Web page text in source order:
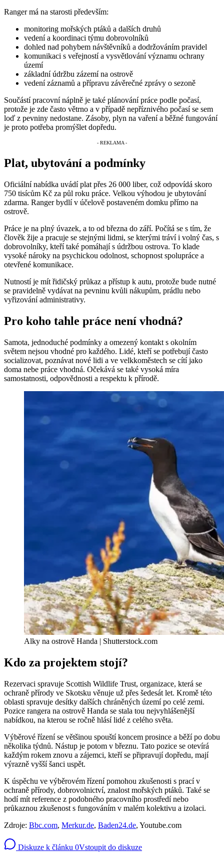
Ranger má na starosti především:
monitoring mořských ptáků a dalších druhů
vedení a koordinaci týmu dobrovolníků
dohled nad pohybem návštěvníků a dodržováním pravidel
komunikaci s veřejností a vysvětlování významu ochrany
území
základní údržbu zázemí na ostrově
vedení záznamů a přípravu závěrečné zprávy o sezoně
Součástí pracovní náplně je také plánování práce podle počasí,
protože je zde často větrno a v případě nepříznivého počasí se sem
loď z pevniny nedostane. Zásoby, plyn na vaření a běžné fungování
je proto potřeba promýšlet dopředu.
Plat, ubytování a podmínky
Oficiální nabídka uvádí plat přes 26 000 liber, což odpovídá skoro
750 tisícům Kč za půl roku práce. Velkou výhodou je ubytování
zdarma. Ranger bydlí v účelově postaveném domku přímo na
ostrově.
Práce je na plný úvazek, a to od března do září. Počítá se s tím, že
člověk žije a pracuje se stejnými lidmi, se kterými tráví i volný čas, s
dobrovolníky, kteří také pomáhají s údržbou ostrova. To klade
vysoké nároky na psychickou odolnost, schopnost spolupráce a
otevřené komunikace.
Nutností je mít řidičský průkaz a přístup k autu, protože bude nutné
se pravidelně vydávat na pevninu kvůli nákupům, prádlu nebo
vyřizování administrativy.
Pro koho tahle práce není vhodná?
Samota, jednoduché podmínky a omezený kontakt s okolním
světem nejsou vhodné pro každého. Lidé, kteří se potřebují často
socializovat, poznávat nové lidi a ve velkkoměstech se cítí jako
doma nebe práce vhodná. Očekává se také vysoká míra
samostatnosti, odpovědnosti a respektu k přírodě.
Alky na ostrově Handa | Shutterstock.com
Kdo za projektem stojí?
Rezervaci spravuje Scottish Wildlife Trust, organizace, která se
ochraně přírody ve Skotsku věnuje už přes šedesát let. Kromě této
oblasti spravuje desítky dalších chráněných území po celé zemi.
Pozice rangera na ostrově Handa se stala tou nejvyhlášenější
nabídkou, na kterou se ročně hlásí lidé z celého světa.
Výběrové řízení se většinou spouští koncem prosince a běží po dobu
několika týdnů. Nástup je potom v březnu. Tato pozice se otevírá
každým rokem znovu a zájemci, kteří se připravují dopředu, mají
výrazně vyšší šanci uspět.
K úspěchu ve výběrovém řízení pomohou zkušenosti s prací v
ochraně přírody, dobrovolnictví, znalost mořských ptáků. Také se
hodí mít reference z podobného pracovního prostředí nebo
průkaznou zkušenost s fungováním v malém kolektivu a izolaci.
Zdroje: Bbc.com, Merkur.de, Baden24.de, Youtube.com
Diskuze k článku 0Vstoupit do diskuze